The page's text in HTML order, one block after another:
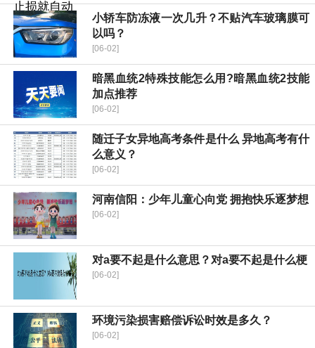
小轿车防冻液一次几升？不贴汽车玻璃膜可
以吗？
[06-02]
暗黑血统2特殊技能怎么用?暗黑血统2技能
加点推荐
[06-02]
随迁子女异地高考条件是什么 异地高考有什
么意义？
[06-02]
河南信阳：少年儿童心向党 拥抱快乐逐梦想
[06-02]
对a要不起是什么意思？对a要不起是什么梗
[06-02]
环境污染损害赔偿诉讼时效是多久？
[06-02]